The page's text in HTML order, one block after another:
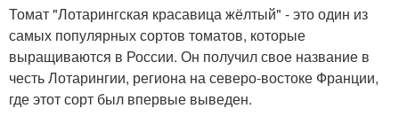
Томат "Лотарингская красавица жёлтый" - это один из
самых популярных сортов томатов, которые
выращиваются в России. Он получил свое название в
честь Лотарингии, региона на северо-востоке Франции,
где этот сорт был впервые выведен.